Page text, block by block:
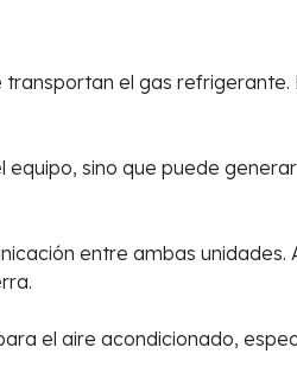
el gas
sino que puede
entre ambas
el aire acondicionado,